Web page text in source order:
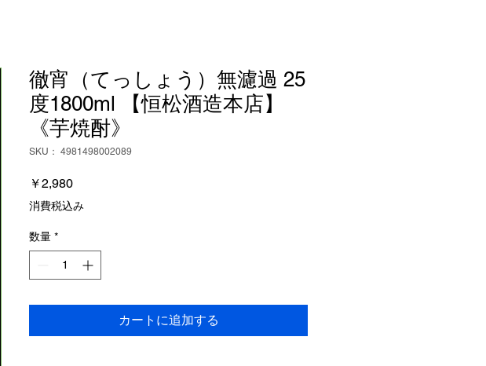
徹宵（てっしょう）無濾過 25
度1800ml 【恒松酒造本店】
《芋焼酎》
SKU： 4981498002089
￥2,980価
格
消費税込み
数量 *
カートに追加する